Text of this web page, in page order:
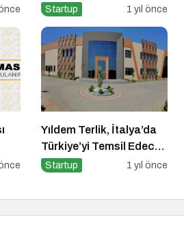
Etkinliği İçin Geri Sayım!
Startup 1 yıl önce
Yıldem Terlik, İtalya’da
Türkiye’yi Temsil Edecek
Gaziantepli yerli üretici,
Startup 1 yıl önce